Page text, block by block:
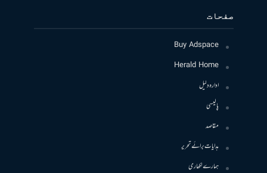
صفحات
Buy Adspace
Herald Home
ادارہ دلیل
پالیسی
مقاصد
ہدایات برائے تحریر
ہمارے لکھاری